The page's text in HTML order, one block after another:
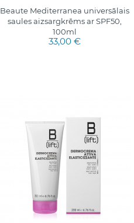
Beaute Mediterranea universālais
saules aizsargkrēms ar SPF50,
100ml
33,00 €